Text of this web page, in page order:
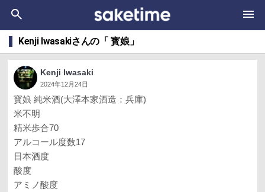
Kenji Iwasakiさんの「 寳娘」
Kenji Iwasaki
2024年12月24日
寳娘 純米酒(大澤本家酒造：兵庫)
米不明
精米歩合70
アルコール度数17
日本酒度
酸度
アミノ酸度